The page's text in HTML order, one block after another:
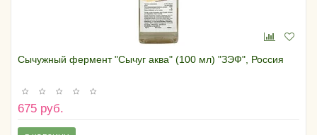
Сычужный фермент "Сычуг аква" (100 мл) "ЗЭФ", Россия
675 руб.